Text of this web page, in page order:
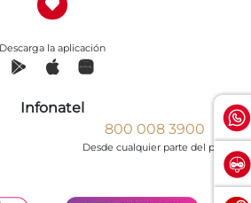
Descarga la aplicación
Infonatel
800 008 3900
Desde cualquier parte del país